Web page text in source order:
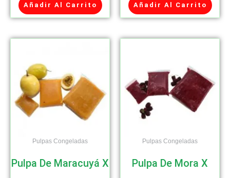
Añadir Al Carrito Añadir Al Carrito
Pulpas Congeladas
Pulpa De Maracuyá X
Pulpas Congeladas
Pulpa De Mora X